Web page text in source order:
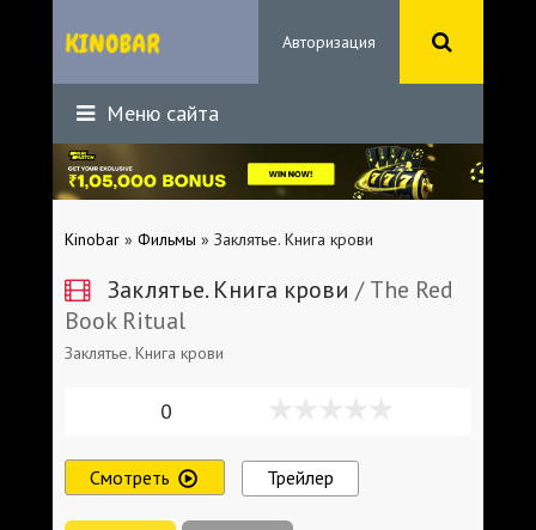
Авторизация
Меню сайта
Kinobar » Фильмы » Заклятье. Книга крови
Заклятье. Книга крови / The Red
Book Ritual
Заклятье. Книга крови
0
Смотреть Трейлер